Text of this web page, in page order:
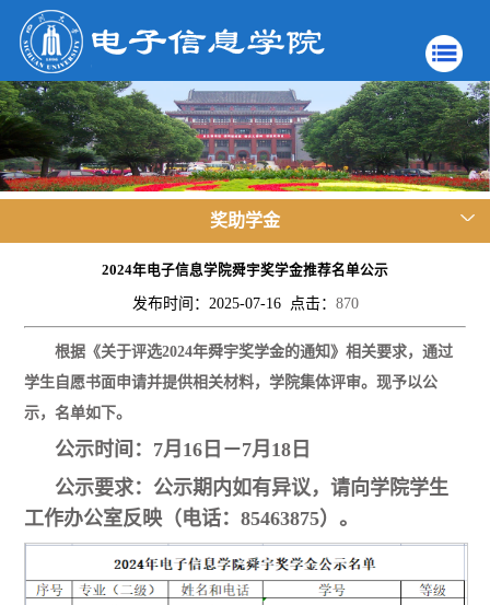
奖助学金
2024年电子信息学院舜宇奖学金推荐名单公示
发布时间：2025-07-16 点击： 870
根据《关于评选2024年舜宇奖学金的通知》相关要求，通过
学生自愿书面申请并提供相关材料，学院集体评审。现予以公
示，名单如下。
公示时间：7月16日－7月18日
公示要求：公示期内如有异议，请向学院学生
工作办公室反映（电话：85463875）。